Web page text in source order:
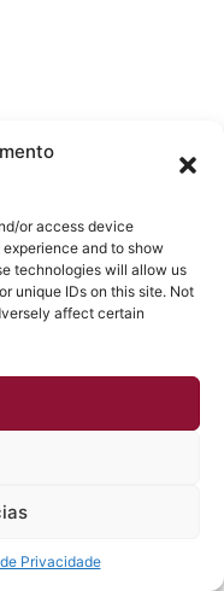
or access device
and to show
technologies will allow us
unique IDs on this site. Not
affect certain
Privacidade